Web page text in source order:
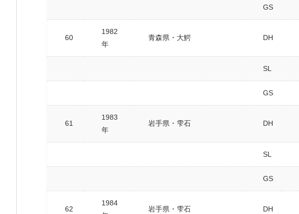
GS
60
1982
年
青森県・大鰐 DH
SL
GS
61
1983
年
岩手県・雫石 DH
SL
GS
62
1984
岩手県・雫石 DH